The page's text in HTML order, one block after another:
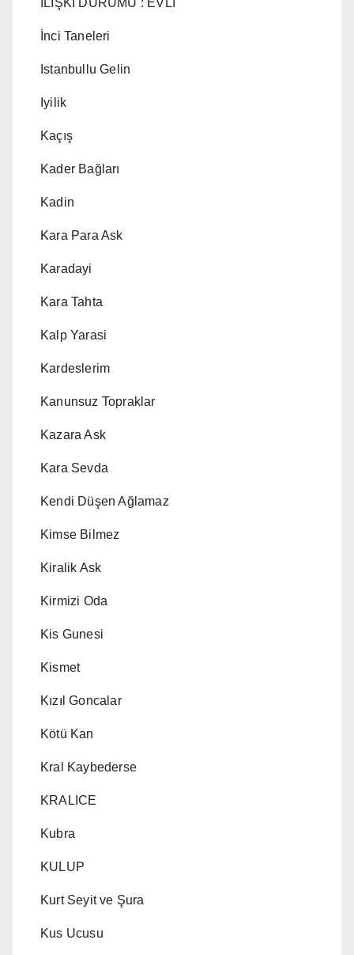
ILIŞKI DURUMU : EVLI
İnci Taneleri
Istanbullu Gelin
Iyilik
Kaçış
Kader Bağları
Kadin
Kara Para Ask
Karadayi
Kara Tahta
Kalp Yarasi
Kardeslerim
Kanunsuz Topraklar
Kazara Ask
Kara Sevda
Kendi Düşen Ağlamaz
Kimse Bilmez
Kiralik Ask
Kirmizi Oda
Kis Gunesi
Kismet
Kızıl Goncalar
Kötü Kan
Kral Kaybederse
KRALICE
Kubra
KULUP
Kurt Seyit ve Şura
Kus Ucusu